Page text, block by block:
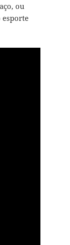
ou
esporte